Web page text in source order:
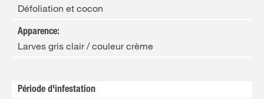
Défoliation et cocon
Apparence:
Larves gris clair / couleur crème
Période d'infestation